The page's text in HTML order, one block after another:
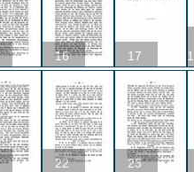
16 17
22 23